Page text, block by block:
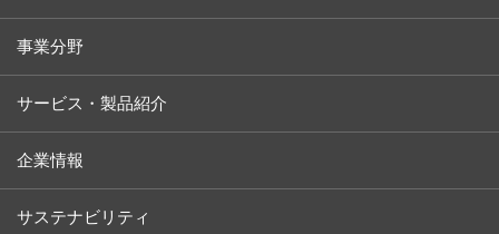
事業分野
サービス・製品紹介
企業情報
サステナビリティ